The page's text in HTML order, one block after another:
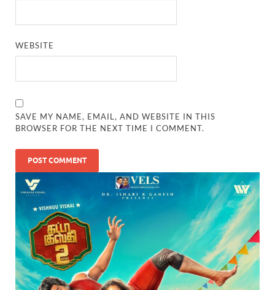
WEBSITE
SAVE MY NAME, EMAIL, AND WEBSITE IN THIS
BROWSER FOR THE NEXT TIME I COMMENT.